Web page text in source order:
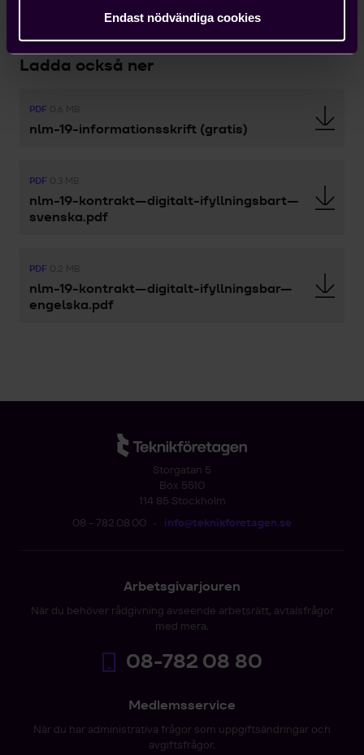
Endast nödvändiga cookies
Språk: svenska och engelska.
Ladda också ner
PDF
nlm-19-informationsskrift (gratis)
PDF 0.3 MB
nlm-19-kontrakt---digitalt-ifyllningsbart---
svenska.pdf
PDF 0.2 MB
nlm-19-kontrakt---digitalt-ifyllningsbar---
engelska.pdf
Storgatan 5
Box 5510
114 85 Stockholm
08 - 782 08 00 • info@teknikforetagen.se
Arbetsgivarjouren
När du behöver rådgivning avseende arbetsrätt, avtalsfrågor
med mera.
08-782 08 80
Medlemsservice
När du har administrativa frågor som uppgiftsändringar och
avgiftsfrågor.